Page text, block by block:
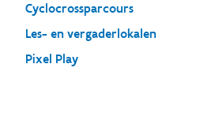
Cyclocrossparcours
Les- en vergaderlokalen
Pixel Play